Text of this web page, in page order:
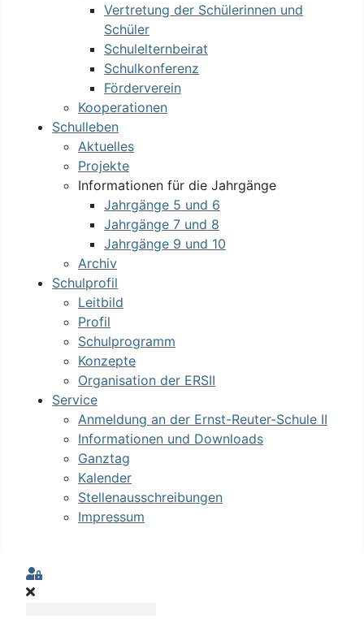
Vertretung der Schülerinnen und
Schüler
Schulelternbeirat
Schulkonferenz
Förderverein
Kooperationen
Schulleben
Aktuelles
Projekte
Informationen für die Jahrgänge
Jahrgänge 5 und 6
Jahrgänge 7 und 8
Jahrgänge 9 und 10
Archiv
Schulprofil
Leitbild
Profil
Schulprogramm
Konzepte
Organisation der ERSII
Service
Anmeldung an der Ernst-Reuter-Schule II
Informationen und Downloads
Ganztag
Kalender
Stellenausschreibungen
Impressum
Sign In